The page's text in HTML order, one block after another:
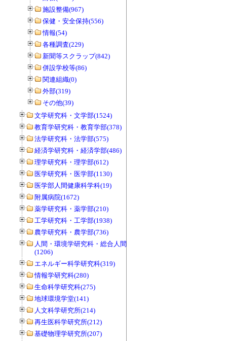
施設整備(967)
保健・安全保持(556)
情報(54)
各種調査(229)
新聞等スクラップ(842)
併設学校等(86)
関連組織(0)
外部(319)
その他(39)
文学研究科・文学部(1524)
教育学研究科・教育学部(378)
法学研究科・法学部(575)
経済学研究科・経済学部(486)
理学研究科・理学部(612)
医学研究科・医学部(1130)
医学部人間健康科学科(19)
附属病院(1672)
薬学研究科・薬学部(210)
工学研究科・工学部(1938)
農学研究科・農学部(736)
人間・環境学研究科・総合人間学部
(1206)
エネルギー科学研究科(319)
情報学研究科(280)
生命科学研究科(275)
地球環境学堂(141)
人文科学研究所(214)
再生医科学研究所(212)
基礎物理学研究所(207)